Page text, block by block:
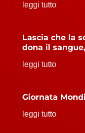
leggi tutto
Lascia che la
dona il
leggi tutto
Giornata
leggi tutto